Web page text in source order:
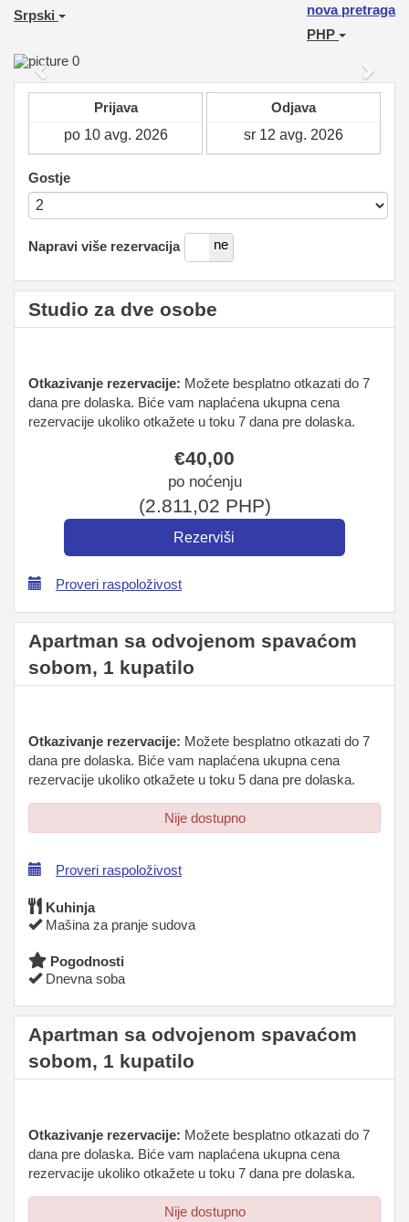
Srpski
nova pretraga
PHP
Previous Next
Prijava Odjava
Gostje
Napravi više rezervacija
da ne
Studio za dve osobe
Otkazivanje rezervacije: Možete besplatno otkazati do 7
dana pre dolaska. Biće vam naplaćena ukupna cena
rezervacije ukoliko otkažete u toku 7 dana pre dolaska.
€40,00
po noćenju
(2.811,02 PHP)
Proveri raspoloživost
Apartman sa odvojenom spavaćom
sobom, 1 kupatilo
Otkazivanje rezervacije: Možete besplatno otkazati do 7
dana pre dolaska. Biće vam naplaćena ukupna cena
rezervacije ukoliko otkažete u toku 5 dana pre dolaska.
Nije dostupno
Proveri raspoloživost
Kuhinja
Mašina za pranje sudova
Pogodnosti
Dnevna soba
Apartman sa odvojenom spavaćom
sobom, 1 kupatilo
Otkazivanje rezervacije: Možete besplatno otkazati do 7
dana pre dolaska. Biće vam naplaćena ukupna cena
rezervacije ukoliko otkažete u toku 7 dana pre dolaska.
Nije dostupno